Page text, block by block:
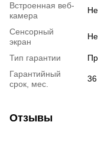
Встроенная веб-
камера
Сенсорный
экран
Тип гарантии
Гарантийный
срок, мес.
36
Отзывы